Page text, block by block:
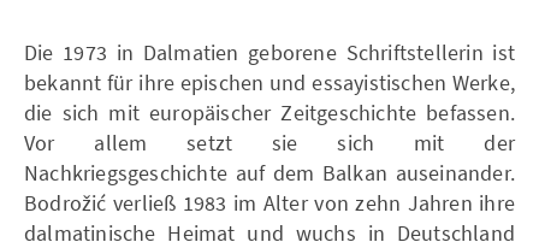
Die 1973 in Dalmatien geborene Schriftstellerin ist
bekannt für ihre epischen und essayistischen Werke,
die sich mit europäischer Zeitgeschichte befassen.
Vor allem setzt sie sich mit der
Nachkriegsgeschichte auf dem Balkan auseinander.
Bodrožić verließ 1983 im Alter von zehn Jahren ihre
dalmatinische Heimat und wuchs in Deutschland